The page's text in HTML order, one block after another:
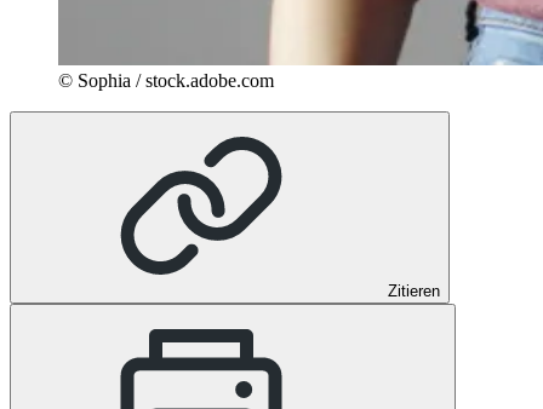
© Sophia / stock.adobe.com
Zitieren